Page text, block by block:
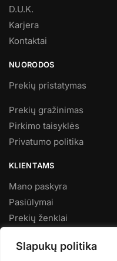
Slapukų politika
D.U.K.
Karjera
Kontaktai
NUORODOS
Prekių pristatymas
Prekių gražinimas
Pirkimo taisyklės
Privatumo politika
KLIENTAMS
Mano paskyra
Pasiūlymai
Prekių ženklai